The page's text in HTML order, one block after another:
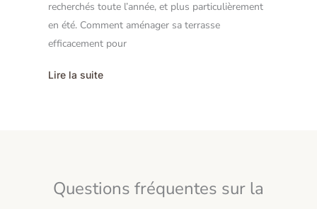
recherchés toute l’année, et plus particulièrement
en été. Comment aménager sa terrasse
efficacement pour
Lire la suite
Questions fréquentes sur la